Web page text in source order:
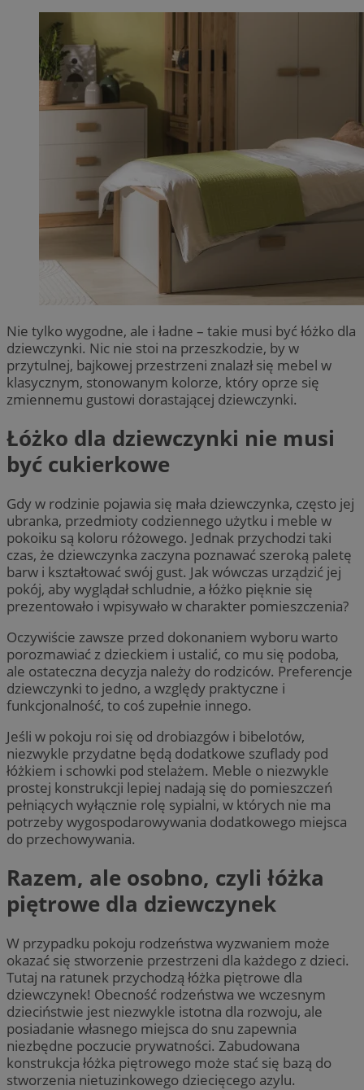
Nie tylko wygodne, ale i ładne – takie musi być łóżko dla
dziewczynki. Nic nie stoi na przeszkodzie, by w
przytulnej, bajkowej przestrzeni znalazł się mebel w
klasycznym, stonowanym kolorze, który oprze się
zmiennemu gustowi dorastającej dziewczynki.
Łóżko dla dziewczynki nie musi
być cukierkowe
Gdy w rodzinie pojawia się mała dziewczynka, często jej
ubranka, przedmioty codziennego użytku i meble w
pokoiku są koloru różowego. Jednak przychodzi taki
czas, że dziewczynka zaczyna poznawać szeroką paletę
barw i kształtować swój gust. Jak wówczas urządzić jej
pokój, aby wyglądał schludnie, a łóżko pięknie się
prezentowało i wpisywało w charakter pomieszczenia?
Oczywiście zawsze przed dokonaniem wyboru warto
porozmawiać z dzieckiem i ustalić, co mu się podoba,
ale ostateczna decyzja należy do rodziców. Preferencje
dziewczynki to jedno, a względy praktyczne i
funkcjonalność, to coś zupełnie innego.
Jeśli w pokoju roi się od drobiazgów i bibelotów,
niezwykle przydatne będą dodatkowe szuflady pod
łóżkiem i schowki pod stelażem. Meble o niezwykle
prostej konstrukcji lepiej nadają się do pomieszczeń
pełniących wyłącznie rolę sypialni, w których nie ma
potrzeby wygospodarowywania dodatkowego miejsca
do przechowywania.
Razem, ale osobno, czyli łóżka
piętrowe dla dziewczynek
W przypadku pokoju rodzeństwa wyzwaniem może
okazać się stworzenie przestrzeni dla każdego z dzieci.
Tutaj na ratunek przychodzą łóżka piętrowe dla
dziewczynek! Obecność rodzeństwa we wczesnym
dzieciństwie jest niezwykle istotna dla rozwoju, ale
posiadanie własnego miejsca do snu zapewnia
niezbędne poczucie prywatności. Zabudowana
konstrukcja łóżka piętrowego może stać się bazą do
stworzenia nietuzinkowego dziecięcego azylu.